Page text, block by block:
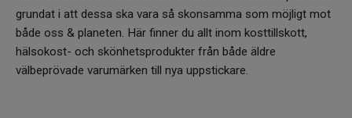
grundat i att dessa ska vara så skonsamma som möjligt mot
både oss & planeten. Här finner du allt inom kosttillskott,
hälsokost- och skönhetsprodukter från både äldre
välbeprövade varumärken till nya uppstickare.